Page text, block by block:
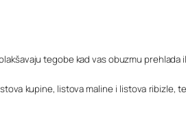
tegobe kad vas obuzmu prehlada
kupine, listova maline i listova